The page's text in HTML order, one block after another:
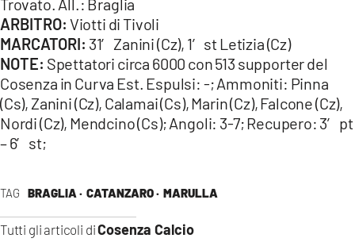
TAG BRAGLIA · CATANZARO · MARULLA
Tutti gli articoli diCosenza Calcio
Trovato. All.: Braglia
ARBITRO: Viotti di Tivoli
MARCATORI: 31′ Zanini (Cz), 1′ st Letizia (Cz)
NOTE: Spettatori circa 6000 con 513 supporter del
Cosenza in Curva Est. Espulsi: -; Ammoniti: Pinna
(Cs), Zanini (Cz), Calamai (Cs), Marin (Cz), Falcone (Cz),
Nordi (Cz), Mendcino (Cs); Angoli: 3-7; Recupero: 3′ pt
– 6′ st;